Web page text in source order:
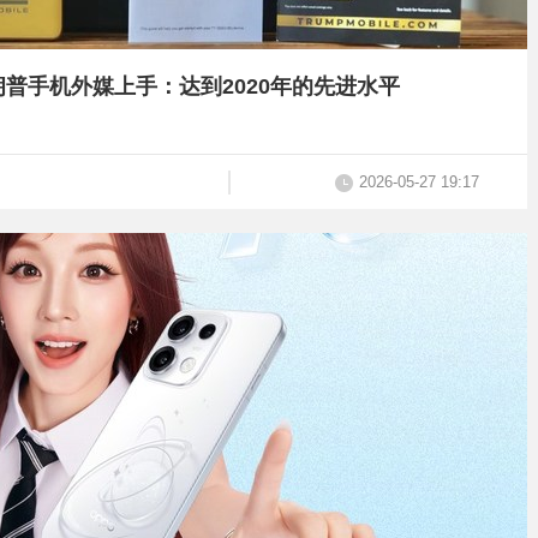
手机外媒上手：达到2020年的先进水平
2026-05-27 19:17